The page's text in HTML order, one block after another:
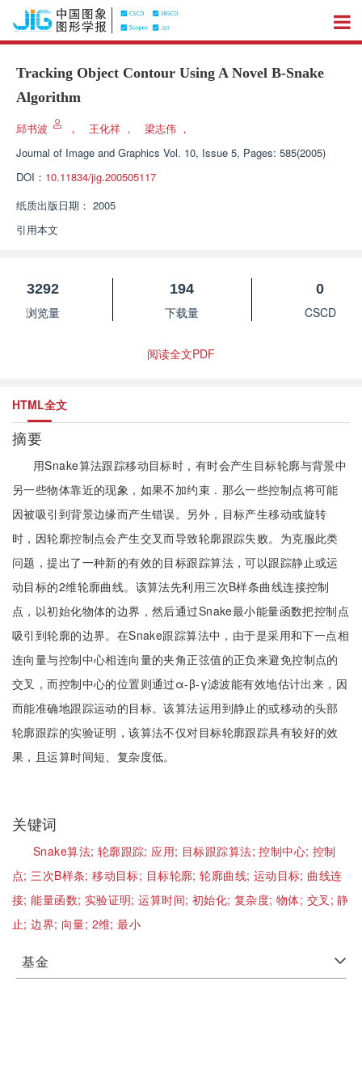
Tracking Object Contour Using A Novel B-Snake
Algorithm
邱书波 ， 王化祥 ， 梁志伟 ，
Journal of Image and Graphics Vol. 10, Issue 5, Pages: 585(2005)
DOI： 10.11834/jig.200505117
纸质出版日期： 2005
引用本文
3292
浏览量
194
下载量
0
CSCD
阅读全文PDF
HTML全文
摘要
用Snake算法跟踪移动目标时，有时会产生目标轮廓与背景中
另一些物体靠近的现象，如果不加约束．那么一些控制点将可能
因被吸引到背景边缘而产生错误。另外，目标产生移动或旋转
时，因轮廓控制点会产生交叉而导致轮廓跟踪失败。为克服此类
问题，提出了一种新的有效的目标跟踪算法，可以跟踪静止或运
动目标的2维轮廓曲线。该算法先利用三次B样条曲线连接控制
点，以初始化物体的边界，然后通过Snake最小能量函数把控制点
吸引到轮廓的边界。在Snake跟踪算法中，由于是采用和下一点相
连向量与控制中心相连向量的夹角正弦值的正负来避免控制点的
交叉，而控制中心的位置则通过α-β-γ滤波能有效地估计出来，因
而能准确地跟踪运动的目标。该算法运用到静止的或移动的头部
轮廓跟踪的实验证明，该算法不仅对目标轮廓跟踪具有较好的效
果，且运算时间短、复杂度低。
关键词
Snake算法; 轮廓跟踪; 应用; 目标跟踪算法;控制中心; 控制
点;三次B样条;移动目标; 目标轮廓;轮廓曲线; 运动目标; 曲线连
接;能量函数; 实验证明;运算时间; 初始化; 复杂度;物体; 交叉;静
止;边界; 向量; 2维;最小
基金